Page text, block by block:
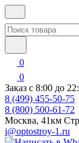
0
0
Заказ с 8:00 до
8 (499) 455-50-75
8 (800) 500-61-72
Москва, 41км
i@optostroy-1.ru